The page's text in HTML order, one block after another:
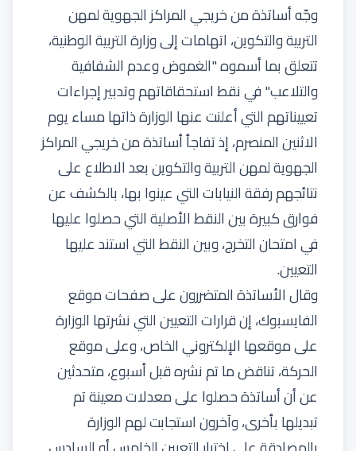
وجّه أساتذة من خريجي المراكز الجهوية لمهن
التربية والتكوين، اتهامات إلى وزارة التربية الوطنية،
تتعلق بما أسموه "الغموض وعدم الشفافية
والتلاعب" في نقط استحقاقاتهم وتدبير إجراءات
تعييناتهم التي أعلنت عنها الوزارة ذاتها مساء يوم
الاثنين المنصرم، إذ تفاجأ أساتذة من خريجي المراكز
الجهوية لمهن التربية والتكوين بعد الاطلاع على
نتائجهم رفقة النيابات التي عينوا بها، بالكشف عن
فوارق كبيرة بين النقط الأصلية التي حصلوا عليها
في امتحان التخرج، وبين النقط التي استند عليها
التعيين.
وقال الأساتذة المتضررون على صفحات موقع
الفايسبوك، إن قرارات التعيين التي نشرتها الوزارة
على موقعها الإلكتروني الخاص، وعلى موقع
الحركة، تناقض ما تم نشره قبل أسبوع، متحدثين
عن أن أساتذة حصلوا على معدلات معينة تم
تبديلها بأخرى، وآخرون استجابت لهم الوزارة